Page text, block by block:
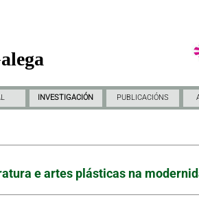
INVESTIGACIÓN PUBLICACIÓNS
e artes plásticas na